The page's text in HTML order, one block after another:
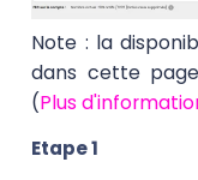
Note : la
dans cette
(Plus
Etape 1